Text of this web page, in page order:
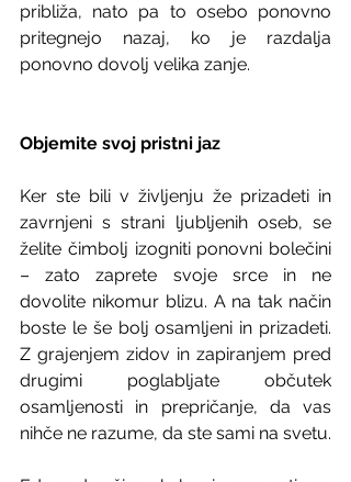
približa, nato pa to osebo ponovno
pritegnejo nazaj, ko je razdalja
ponovno dovolj velika zanje.
Objemite svoj pristni jaz
Ker ste bili v življenju že prizadeti in
zavrnjeni s strani ljubljenih oseb, se
želite čimbolj izogniti ponovni bolečini
– zato zaprete svoje srce in ne
dovolite nikomur blizu. A na tak način
boste le še bolj osamljeni in prizadeti.
Z grajenjem zidov in zapiranjem pred
drugimi poglabljate občutek
osamljenosti in prepričanje, da vas